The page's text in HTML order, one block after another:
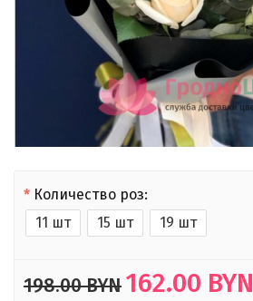
Количество роз:
11 шт
15 шт 19 шт
198.00 BYN162.00 BYN